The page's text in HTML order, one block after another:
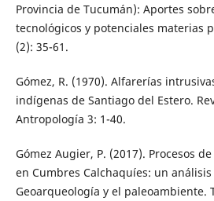
Provincia de Tucumán): Aportes
tecnológicos y potenciales materias
(2): 35-61.
Gómez, R. (1970). Alfarerías
indígenas de Santiago del Estero.
Antropología 3: 1-40.
Gómez Augier, P. (2017). Procesos
en Cumbres Calchaquíes: un
Geoarqueología y el paleoambiente.